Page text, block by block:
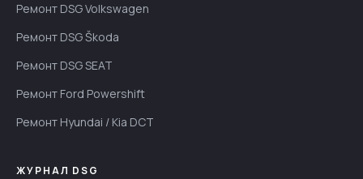
Ремонт DSG Volkswagen
Ремонт DSG Škoda
Ремонт DSG SEAT
Ремонт Ford Powershift
Ремонт Hyundai / Kia DCT
ЖУРНАЛ DSG